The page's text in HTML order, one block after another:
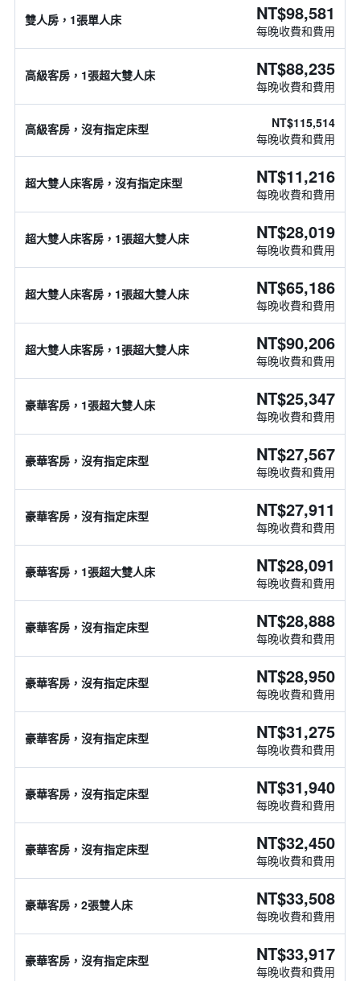
雙人房，1張單人床 NT$98,581
每晚收費和費用
高級客房，1張超大雙人床 NT$88,235
每晚收費和費用
高級客房，沒有指定床型
NT$115,514
每晚收費和費用
超大雙人床客房，沒有指定床型 NT$11,216
每晚收費和費用
超大雙人床客房，1張超大雙人床 NT$28,019
每晚收費和費用
超大雙人床客房，1張超大雙人床 NT$65,186
每晚收費和費用
超大雙人床客房，1張超大雙人床 NT$90,206
每晚收費和費用
豪華客房，1張超大雙人床 NT$25,347
每晚收費和費用
豪華客房，沒有指定床型 NT$27,567
每晚收費和費用
豪華客房，沒有指定床型 NT$27,911
每晚收費和費用
豪華客房，1張超大雙人床 NT$28,091
每晚收費和費用
豪華客房，沒有指定床型 NT$28,888
每晚收費和費用
豪華客房，沒有指定床型 NT$28,950
每晚收費和費用
豪華客房，沒有指定床型 NT$31,275
每晚收費和費用
豪華客房，沒有指定床型 NT$31,940
每晚收費和費用
豪華客房，沒有指定床型 NT$32,450
每晚收費和費用
豪華客房，2張雙人床 NT$33,508
每晚收費和費用
豪華客房，沒有指定床型 NT$33,917
每晚收費和費用